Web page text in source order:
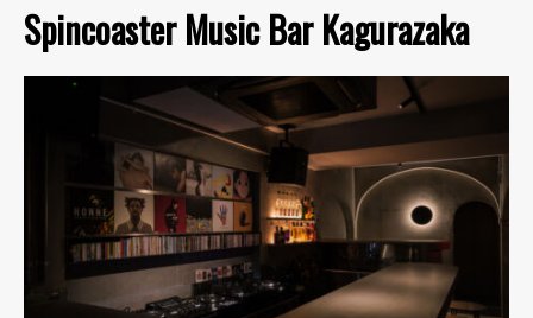
Spincoaster Music Bar Kagurazaka